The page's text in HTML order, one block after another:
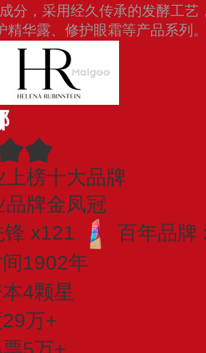
分，采用经久传承的发酵工艺
精华露、修护眼霜等产品系列
上榜十大品牌
品牌金凤冠
x121
百年品牌
1902年
4颗星
万+